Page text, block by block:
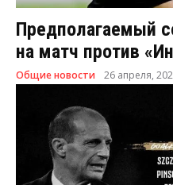
Предполагаемый
на матч против
Общие новости 26 апреля,